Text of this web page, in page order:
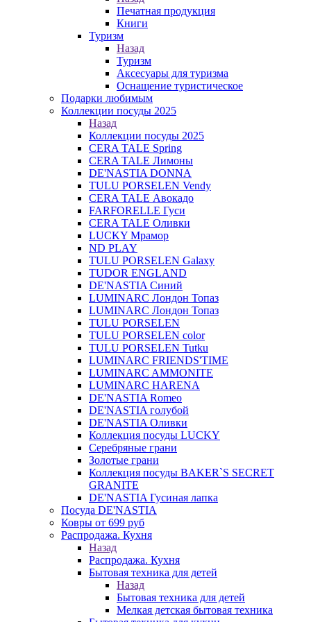
Печатная продукция
Книги
Туризм
Назад
Туризм
Аксесуары для туризма
Оснащение туристическое
Подарки любимым
Коллекции посуды 2025
Назад
Коллекции посуды 2025
CERA TALE Spring
CERA TALE Лимоны
DE'NASTIA DONNA
TULU PORSELEN Vendy
CERA TALE Авокадо
FARFORELLE Гуси
CERA TALE Оливки
LUCKY Мрамор
ND PLAY
TULU PORSELEN Galaxy
TUDOR ENGLAND
DE'NASTIA Синий
LUMINARC Лондон Топаз
LUMINARC Лондон Топаз
TULU PORSELEN
TULU PORSELEN color
TULU PORSELEN Tutku
LUMINARC FRIENDS'TIME
LUMINARC AMMONITE
LUMINARC HARENA
DE'NASTIA Romeo
DE'NASTIA голубой
DE'NASTIA Оливки
Коллекция посуды LUCKY
Серебряные грани
Золотые грани
Коллекция посуды BAKER`S SECRET
GRANITE
DE'NASTIA Гусиная лапка
Посуда DE'NASTIA
Ковры от 699 руб
Распродажа. Кухня
Назад
Распродажа. Кухня
Бытовая техника для детей
Назад
Бытовая техника для детей
Мелкая детская бытовая техника